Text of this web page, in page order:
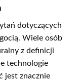
dotyczących
Wiele osób
z definicji
technologie
jest znacznie